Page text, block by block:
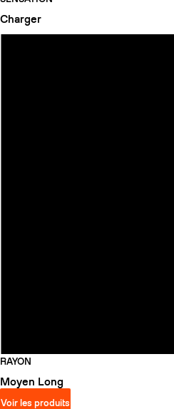
Charger
RAYON
Moyen Long
Voir les produits